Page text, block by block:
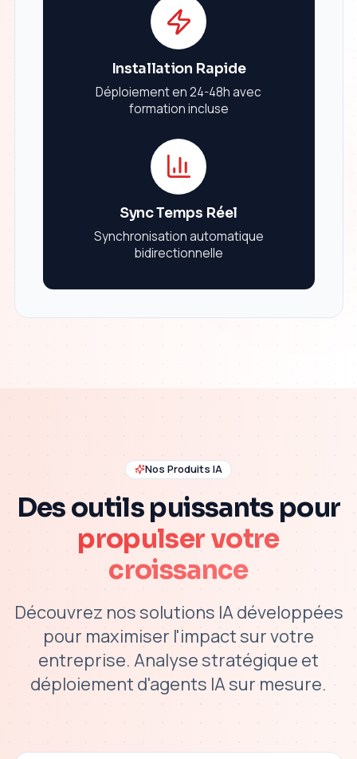
Installation Rapide
Déploiement en 24-48h avec
formation incluse
Sync Temps Réel
Synchronisation automatique
bidirectionnelle
Nos Produits IA
Des outils puissants pour
propulser votre
croissance
Découvrez nos solutions IA développées
pour maximiser l'impact sur votre
entreprise. Analyse stratégique et
déploiement d'agents IA sur mesure.